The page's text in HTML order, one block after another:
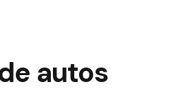
autos